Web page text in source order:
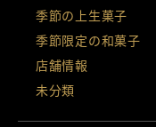
季節の上生菓子
季節限定の和菓子
店舗情報
未分類